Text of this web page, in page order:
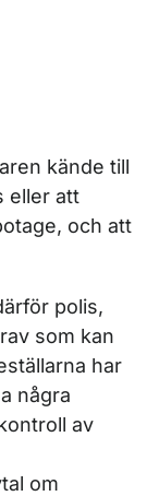
kände till
eller att
och att
polis,
som kan
har
några
av
om